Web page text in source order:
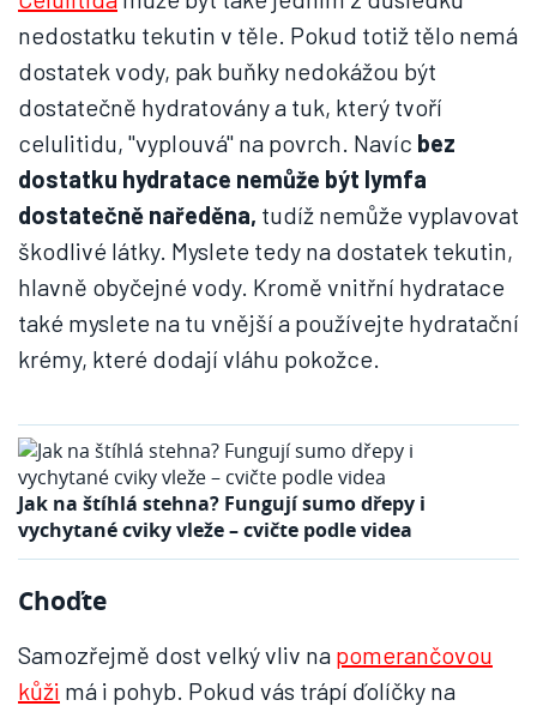
nedostatku tekutin v těle. Pokud totiž tělo nemá
dostatek vody, pak buňky nedokážou být
dostatečně hydratovány a tuk, který tvoří
celulitidu, "vyplouvá" na povrch. Navíc bez
dostatku hydratace nemůže být lymfa
dostatečně naředěna, tudíž nemůže vyplavovat
škodlivé látky. Myslete tedy na dostatek tekutin,
hlavně obyčejné vody. Kromě vnitřní hydratace
také myslete na tu vnější a používejte hydratační
krémy, které dodají vláhu pokožce.
Jak na štíhlá stehna? Fungují sumo dřepy i
vychytané cviky vleže – cvičte podle videa
Choďte
Samozřejmě dost velký vliv na pomerančovou
kůži má i pohyb. Pokud vás trápí ďolíčky na